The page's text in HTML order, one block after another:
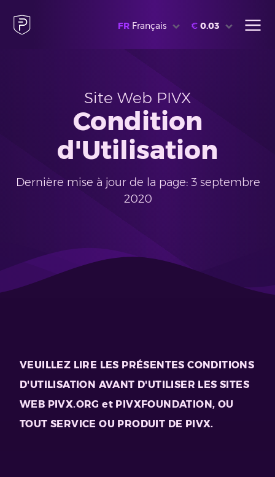
FR Français € 0.03
Site Web PIVX
Condition
d'Utilisation
Dernière mise à jour de la page: 3 septembre
2020
VEUILLEZ LIRE LES PRÉSENTES CONDITIONS
D'UTILISATION AVANT D'UTILISER LES SITES
WEB PIVX.ORG et PIVXFOUNDATION, OU
TOUT SERVICE OU PRODUIT DE PIVX.